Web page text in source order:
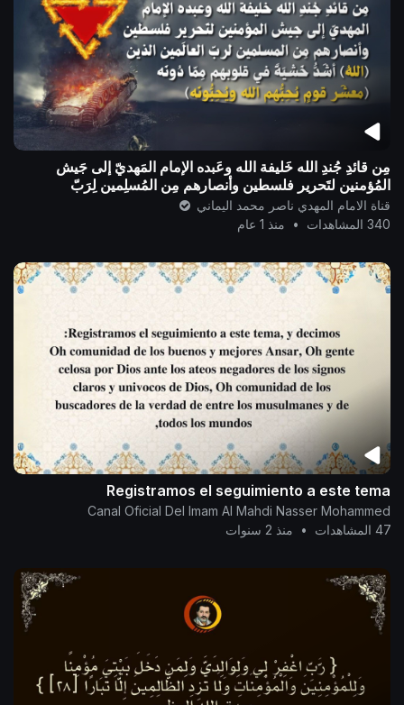
مِن قائدِ جُندِ الله خَليفة الله وعَبده الإمام المَهديّ إلى جَيش
المُؤمنين لتَحرير فلسطين وأنصارهم مِن المُسلِمين لِرَبّ
العالَمين..
قناة الامام المهدي ناصر محمد اليماني
340 المشاهدات
• منذ 1 عام
Registramos el seguimiento a este tema
Canal Oficial Del Imam Al Mahdi Nasser Mohammed
47 المشاهدات
• منذ 2 سنوات